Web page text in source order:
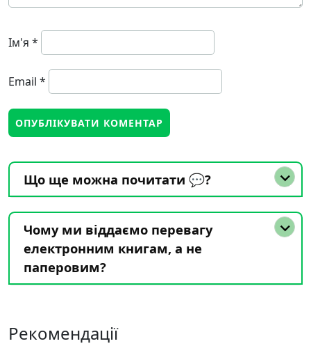
Ім'я *
Email *
Що ще можна почитати 💬?
Чому ми віддаємо перевагу
електронним книгам, а не
паперовим?
Рекомендації